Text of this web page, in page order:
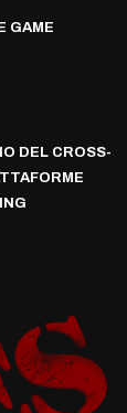
GAME
DEL CROSS-